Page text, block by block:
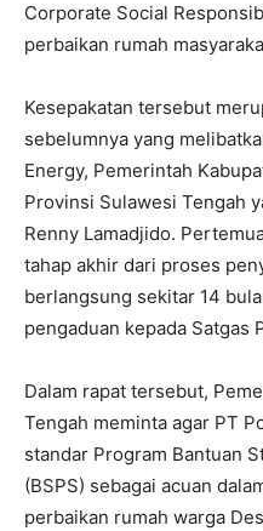
Corporate Social
perbaikan rumah
Kesepakatan tersebut
sebelumnya yang
Energy, Pemerintah
Provinsi Sulawesi Tengah
Renny Lamadjido.
tahap akhir dari proses
berlangsung sekitar 14
pengaduan kepada Satgas
Dalam rapat tersebut,
Tengah meminta agar PT
standar Program Bantuan
(BSPS) sebagai acuan
perbaikan rumah warga